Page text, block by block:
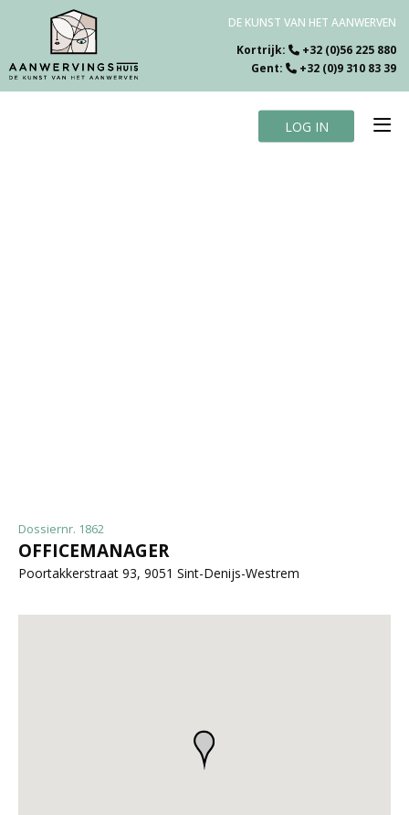
DE KUNST VAN HET AANWERVEN
Kortrijk:
+32 (0)56 225 880
Gent:
+32 (0)9 310 83 39
LOG IN
Dossiernr. 1862
OFFICEMANAGER
Poortakkerstraat 93, 9051 Sint-Denijs-Westrem